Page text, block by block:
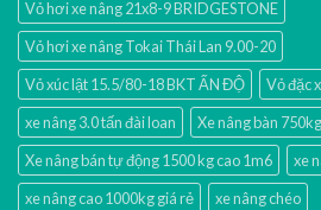
Vỏ hơi xe nâng 21x8-9 BRIDGESTONE
Vỏ hơi xe nâng Tokai Thái Lan 9.00-20
Vỏ xúc lật 15.5/80-18 BKT ẤN ĐỘ
Vỏ đặc
xe nâng 3.0 tấn đài loan
Xe nâng bàn
Xe nâng bán tự động 1500 kg cao 1m6
xe
xe nâng cao 1000kg giá rẻ
xe nâng chéo